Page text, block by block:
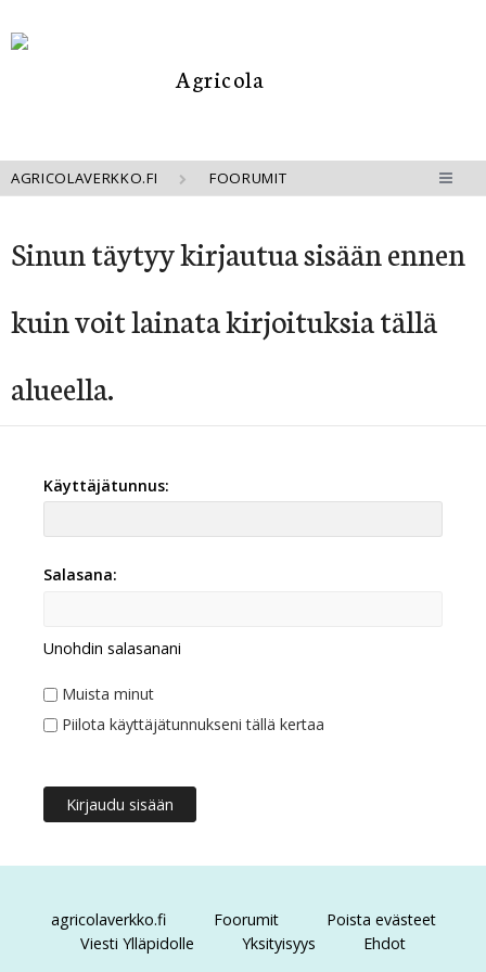
AGRICOLAVERKKO.FI FOORUMIT
Sinun täytyy kirjautua sisään ennen
kuin voit lainata kirjoituksia tällä
alueella.
Käyttäjätunnus:
Salasana:
Unohdin salasanani
Muista minut
Piilota käyttäjätunnukseni tällä kertaa
agricolaverkko.fi Foorumit
Poista evästeet
Viesti Ylläpidolle
Yksityisyys Ehdot